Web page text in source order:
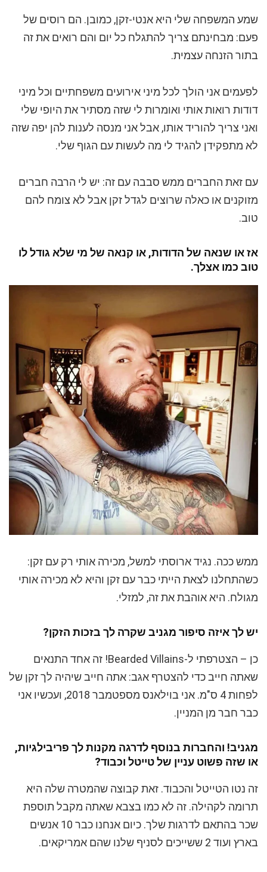
שמע המשפחה שלי היא אנטי-זקן, כמובן. הם רוסים של
פעם: מבחינתם צריך להתגלח כל יום והם רואים את זה
בתור הזנחה עצמית.
לפעמים אני הולך לכל מיני אירועים משפחתיים וכל מיני
דודות רואות אותי ואומרות לי שזה מסתיר את היופי שלי
ואני צריך להוריד אותו, אבל אני מנסה לענות להן יפה שזה
לא מתפקידן להגיד לי מה לעשות עם הגוף שלי.
עם זאת החברים ממש סבבה עם זה: יש לי הרבה חברים
מזוקנים או כאלה שרוצים לגדל זקן אבל לא צומח להם
טוב.
אז או שנאה של הדודות, או קנאה של מי שלא גודל לו
טוב כמו אצלך.
ממש ככה. נגיד ארוסתי למשל, מכירה אותי רק עם זקן:
כשהתחלנו לצאת הייתי כבר עם זקן והיא לא מכירה אותי
מגולח. היא אוהבת את זה, למזלי.
יש לך איזה סיפור מגניב שקרה לך בזכות הזקן?
כן – הצטרפתי ל-Bearded Villains! זה אחד התנאים
שאתה חייב כדי להצטרף אגב: אתה חייב שיהיה לך זקן של
לפחות 4 ס"מ. אני בוילאנס מספטמבר 2018, ועכשיו אני
כבר חבר מן המניין.
מגניב! והחברות בנוסף לדרגה מקנות לך פריבילגיות,
או שזה פשוט עניין של טייטל וכבוד?
זה נטו הטייטל והכבוד. זאת קבוצה שהמטרה שלה היא
תרומה לקהילה. זה לא כמו בצבא שאתה מקבל תוספת
שכר בהתאם לדרגות שלך. כיום אנחנו כבר 10 אנשים
בארץ ועוד 2 ששייכים לסניף שלנו שהם אמריקאים.